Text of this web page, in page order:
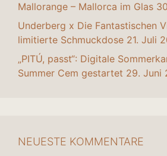
Mallorange – Mallorca im Glas
Underberg x Die Fantastischen
limitierte Schmuckdose 21. Juli
„PITÚ, passt“: Digitale
Summer Cem gestartet 29. Juni
NEUESTE KOMMENTARE